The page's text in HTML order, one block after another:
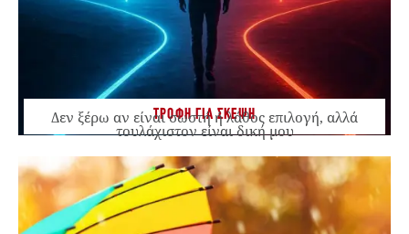
ΤΡΟΦΗ ΓΙΑ ΣΚΕΨΗ
Δεν ξέρω αν είναι σωστή ή λάθος επιλογή, αλλά
τουλάχιστον είναι δική μου